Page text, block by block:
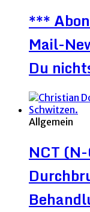
***
Mail-
Du
Allgemein
NCT